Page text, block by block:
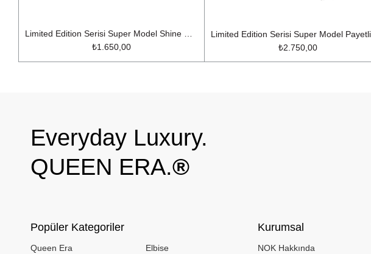
₺1.650,00
₺2.750,00
Everyday Luxury.
QUEEN ERA.®
Popüler Kategoriler
Queen Era
Elbise
Kurumsal
NOK Hakkında